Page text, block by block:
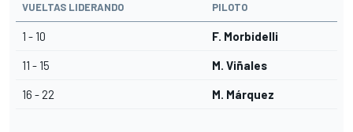
VUELTAS LIDERANDO PILOTO
1 - 10 F. Morbidelli
11 - 15 M. Viñales
16 - 22 M. Márquez